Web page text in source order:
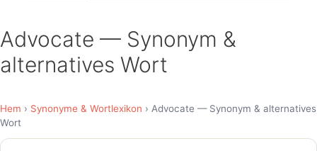
Advocate — Synonym &
alternatives Wort
Hem › Synonyme & Wortlexikon › Advocate — Synonym & alternatives
Wort